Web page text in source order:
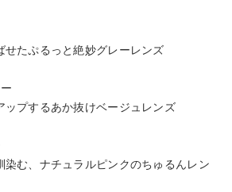
せたぷるっと絶妙グレーレンズ
ップするあか抜けベージュレンズ
染む、ナチュラルピンクのちゅるんレン